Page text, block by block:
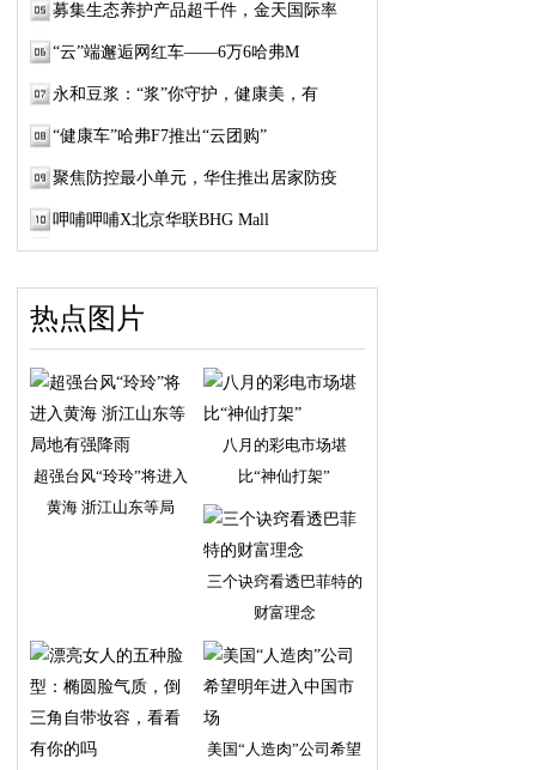
募集生态养护产品超千件，金天国际率
“云”端邂逅网红车——6万6哈弗M
永和豆浆：“浆”你守护，健康美，有
“健康车”哈弗F7推出“云团购”
聚焦防控最小单元，华住推出居家防疫
呷哺呷哺X北京华联BHG Mall
热点图片
超强台风“玲玲”将进入
黄海 浙江山东等局
八月的彩电市场堪
比“神仙打架”
三个诀窍看透巴菲特的
财富理念
美国“人造肉”公司希望